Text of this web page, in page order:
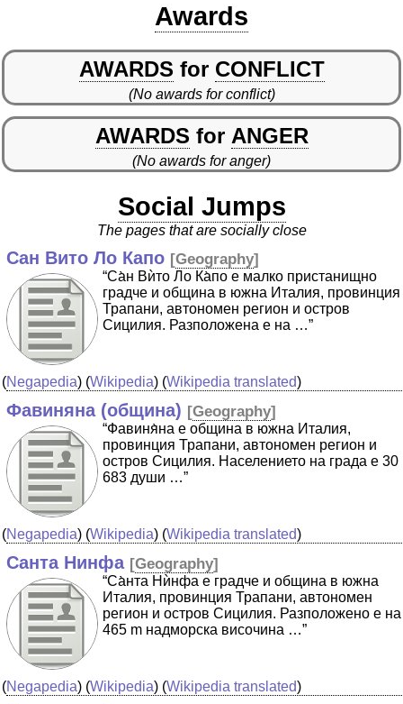
Awards
AWARDS for CONFLICT
(No awards for conflict)
AWARDS for ANGER
(No awards for anger)
Social Jumps
The pages that are socially close
Сан Вито Ло Капо [Geography]
“Са̀н Вѝто Ло Ка̀по е малко пристанищно
градче и община в южна Италия, провинция
Трапани, автономен регион и остров
Сицилия. Разположена е на …”
(Negapedia) (Wikipedia) (Wikipedia translated)
Фавиняна (община) [Geography]
“Фавиня̀на е община в южна Италия,
провинция Трапани, автономен регион и
остров Сицилия. Населението на града е 30
683 души …”
(Negapedia) (Wikipedia) (Wikipedia translated)
Санта Нинфа [Geography]
“Са̀нта Нѝнфа е градче и община в южна
Италия, провинция Трапани, автономен
регион и остров Сицилия. Разположено е на
465 m надморска височина …”
(Negapedia) (Wikipedia) (Wikipedia translated)